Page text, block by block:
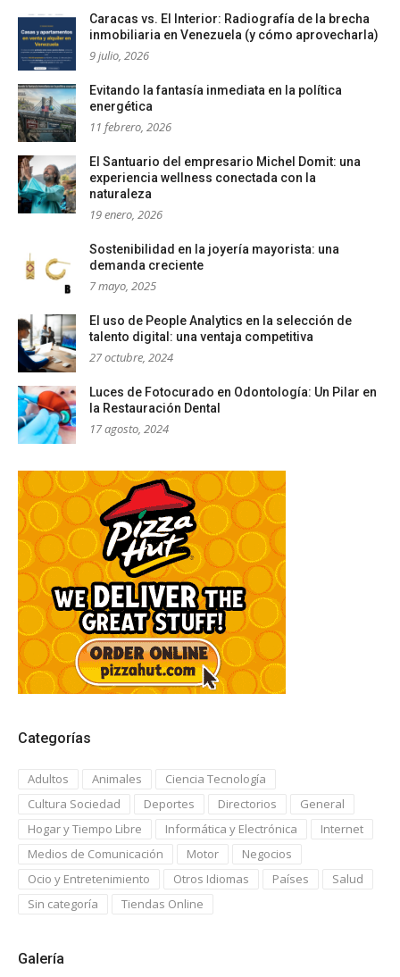
Caracas vs. El Interior: Radiografía de la brecha
inmobiliaria en Venezuela (y cómo aprovecharla)
9 julio, 2026
Evitando la fantasía inmediata en la política
energética
11 febrero, 2026
El Santuario del empresario Michel Domit: una
experiencia wellness conectada con la
naturaleza
19 enero, 2026
Sostenibilidad en la joyería mayorista: una
demanda creciente
7 mayo, 2025
El uso de People Analytics en la selección de
talento digital: una ventaja competitiva
27 octubre, 2024
Luces de Fotocurado en Odontología: Un Pilar en
la Restauración Dental
17 agosto, 2024
Categorías
Adultos Animales
Ciencia Tecnología
Cultura Sociedad
Deportes Directorios
General
Hogar y Tiempo Libre
Informática y Electrónica
Internet
Medios de Comunicación
Motor
Negocios
Ocio y Entretenimiento
Otros Idiomas Países
Salud
Sin categoría
Tiendas Online
Galería